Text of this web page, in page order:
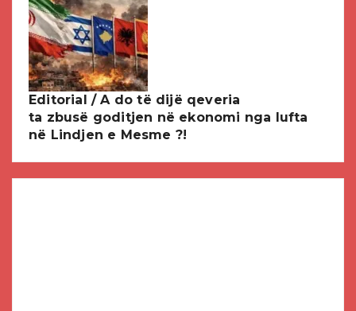
Editorial / A do të dijë qeveria
ta zbusë goditjen në ekonomi nga lufta
në Lindjen e Mesme ?!